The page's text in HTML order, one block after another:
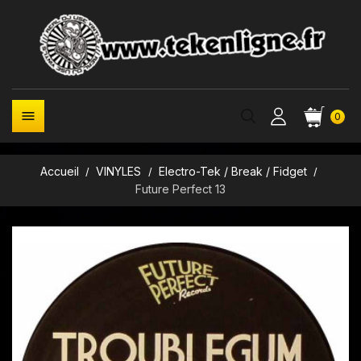
0

Accueil VINYLES
Electro-Tek / Break / Fidget
Future Perfect 13